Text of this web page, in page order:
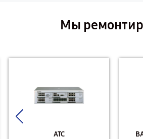
Мы
АТС